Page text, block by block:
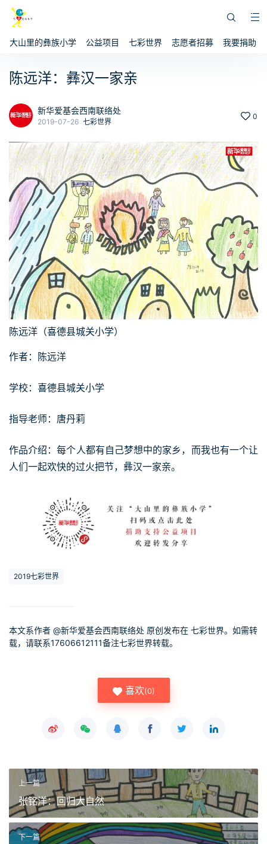
大山里的彝族小学 公益项目 七彩世界 志愿者招募 我要捐助
陈远洋：彝汉一家亲
新华爱基会西南联络处
2019-07-26 七彩世界
0
陈远洋（喜德县城关小学）
作者：陈远洋
学校：喜德县城关小学
指导老师：唐丹莉
作品介绍：每个人都有自己梦想中的家乡，而我也有一个让
人们一起欢快的过火把节，彝汉一家亲。
2019七彩世界
本文系作者 @新华爱基会西南联络处 原创发布在 七彩世界。如需转
载，请联系17606612111备注七彩世界转载。
喜欢(0)
上一篇
张铭洋：回归大自然
下一篇